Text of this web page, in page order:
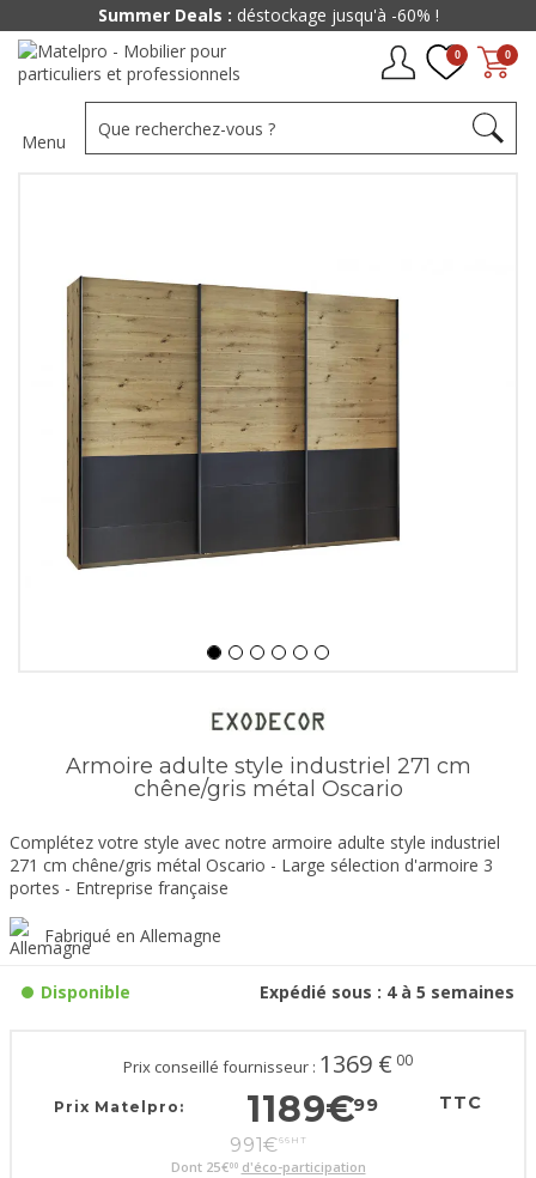
0
0
Menu
Armoire adulte style industriel 271 cm
chêne/gris métal Oscario
Complétez votre style avec notre armoire adulte style industriel
271 cm chêne/gris métal Oscario - Large sélection d'armoire 3
portes - Entreprise française
Fabriqué en Allemagne
Disponible Expédié sous : 4 à 5 semaines
Prix conseillé fournisseur : 1369 € 00
Prix Matelpro: 1189€99 TTC
991€66 HT
Dont 25€00 d'éco-participation
Summer Deals : déstockage jusqu'à -60% !